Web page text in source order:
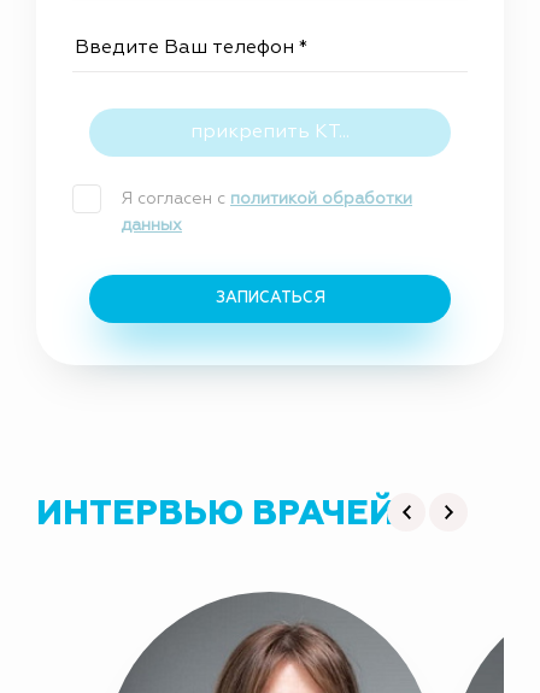
прикрепить КТ...
Я согласен с политикой обработки
данных
ЗАПИСАТЬСЯ
ИНТЕРВЬЮ ВРАЧЕЙ